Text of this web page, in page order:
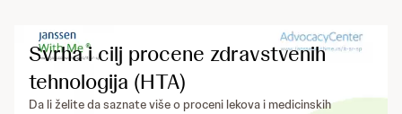
Svrha i cilj procene zdravstvenih
tehnologija (HTA)
Da li želite da saznate više o proceni lekova i medicinskih